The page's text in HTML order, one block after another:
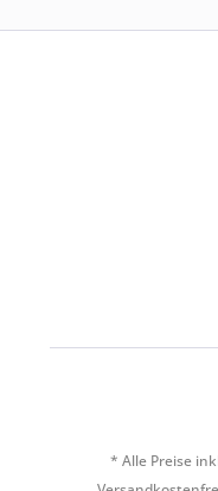
* Alle Preise